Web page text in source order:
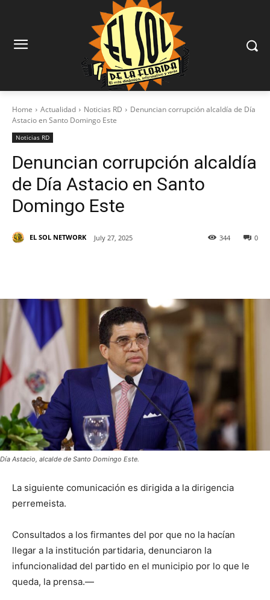
Home Actualidad Noticias RD
Denuncian corrupción alcaldía de Día
Astacio en Santo Domingo Este
Noticias RD
Denuncian corrupción alcaldía
de Día Astacio en Santo
Domingo Este
EL SOL NETWORK July 27, 2025 0
344
Día Astacio, alcalde de Santo Domingo Este.
La siguiente comunicación es dirigida a la dirigencia
perremeista.
Consultados a los firmantes del por que no la hacían
llegar a la institución partidaria, denunciaron la
infuncionalidad del partido en el municipio por lo que le
queda, la prensa.—